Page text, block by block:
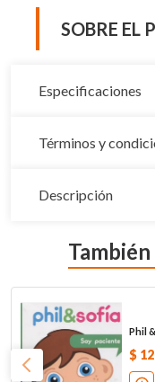
SOBRE EL
Especificaciones
Términos y
Descripción
Phil
$ 12